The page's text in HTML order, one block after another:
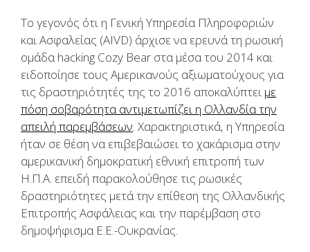
Το γεγονός ότι η Γενική Υπηρεσία Πληροφοριών
και Ασφαλείας (AIVD) άρχισε να ερευνά τη ρωσική
ομάδα hacking Cozy Bear στα μέσα του 2014 και
ειδοποίησε τους Αμερικανούς αξιωματούχους για
τις δραστηριότητές της το 2016 αποκαλύπτει με
πόση σοβαρότητα αντιμετωπίζει η Ολλανδία την
απειλή παρεμβάσεων. Χαρακτηριστικά, η Υπηρεσία
ήταν σε θέση να επιβεβαιώσει το χακάρισμα στην
αμερικανική δημοκρατική εθνική επιτροπή των
Η.Π.Α. επειδή παρακολούθησε τις ρωσικές
δραστηριότητες μετά την επίθεση της Ολλανδικής
Επιτροπής Ασφάλειας και την παρέμβαση στο
δημοψήφισμα Ε.Ε.-Ουκρανίας.